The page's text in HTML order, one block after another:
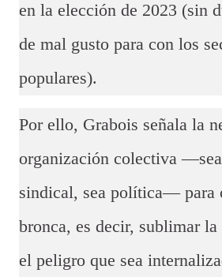
en la elección de 2023 (sin
de mal gusto para con los
populares).
Por ello, Grabois señala la
organización colectiva
sindical, sea política— para
bronca, es decir, sublimar
el peligro que sea